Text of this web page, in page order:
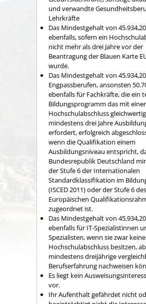
und verwandte
Lehrkräfte
Das Mindestgehalt von
ebenfalls, sofern ein
nicht mehr als drei Jahre vor der
Beantragung der Blauen Karte
wurde.
Das Mindestgehalt von
Engpassberufen, ansonsten
ebenfalls für Fachkräfte,die ein
Bildungsprogramm das mit
Hochschulabschluss
mindestens drei Jahre
erfordert, erfolgreich
wenn die Qualifikation einem
Ausbildungsniveau entspricht,
Bundesrepublik Deutschland
der Stufe 6 der Internationalen
Standardklassifikation im
(ISCED 2011) oder der Stufe 6 des
Europäischen
zugeordnet ist.
Das Mindestgehalt von
ebenfalls für IT-Spezialistinnen
Spezialisten, wenn sie zwar
Hochschulabschluss besitzen,
mindestens dreijährige
Berufserfahrung nachweisen
Es liegt kein
vor.
Ihr Aufenthalt gefährdet nicht